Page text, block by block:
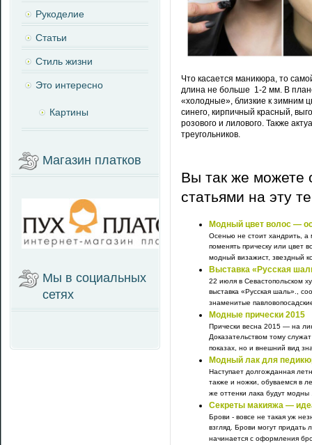
Что касается маникюра, то
длина не больше 1-2 мм. В
«холодные», близкие к зимним
синего, кирпичный красный,
розового и лилового. Также
треугольников.
Вы так же можете
статьями на эту
Модный цвет волос —
Осенью не стоит хандрить, а
поменять прическу или цвет
модный визажист, звездный
Выставка «Русская
22 июля в Севастопольском
выставка «Русская шаль».,
знаменитые
Модные прически 2015
Прически весна 2015 — на
Доказательством тому
показах, но и внешний вид
Модный лак для
Наступает долгожданная
также и ножки, обуваемся в
же оттенки лака будут модны
Секреты макияжа —
Брови - вовсе не такая уж
взгляд. Брови могут
начинается с оформления
Рукоделие
Статьи
Стиль жизни
Это интересно
Картины
Магазин платков
Мы в социальных
сетях